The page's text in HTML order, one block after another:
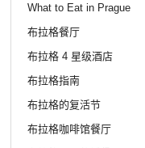
What to Eat in Prague
布拉格餐厅
布拉格 4 星级酒店
布拉格指南
布拉格的复活节
布拉格咖啡馆餐厅